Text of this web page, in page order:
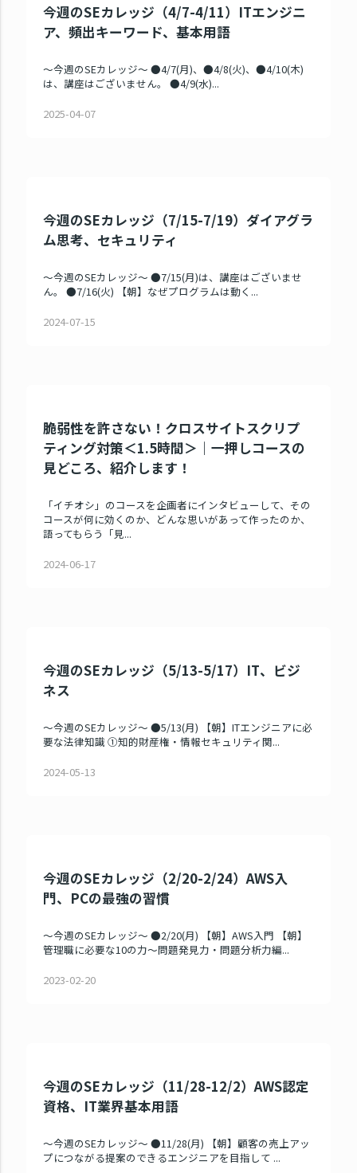
今週のSEカレッジ（4/7-4/11）ITエンジニ
ア、頻出キーワード、基本用語
～今週のSEカレッジ～ ●4/7(月)、●4/8(火)、●4/10(木)
は、講座はございません。 ●4/9(水)...
2025-04-07
今週のSEカレッジ（7/15-7/19）ダイアグラ
ム思考、セキュリティ
～今週のSEカレッジ～ ●7/15(月)は、講座はございませ
ん。 ●7/16(火) 【朝】なぜプログラムは動く...
2024-07-15
脆弱性を許さない！クロスサイトスクリプ
ティング対策＜1.5時間＞｜一押しコースの
見どころ、紹介します！
「イチオシ」のコースを企画者にインタビューして、その
コースが何に効くのか、どんな思いがあって作ったのか、
語ってもらう「見...
2024-06-17
今週のSEカレッジ（5/13-5/17）IT、ビジ
ネス
～今週のSEカレッジ～ ●5/13(月) 【朝】ITエンジニアに必
要な法律知識 ①知的財産権・情報セキュリティ関...
2024-05-13
今週のSEカレッジ（2/20-2/24）AWS入
門、PCの最強の習慣
～今週のSEカレッジ～ ●2/20(月) 【朝】AWS入門 【朝】
管理職に必要な10の力～問題発見力・問題分析力編...
2023-02-20
今週のSEカレッジ（11/28-12/2）AWS認定
資格、IT業界基本用語
～今週のSEカレッジ～ ●11/28(月) 【朝】顧客の売上アッ
プにつながる提案のできるエンジニアを目指して ...